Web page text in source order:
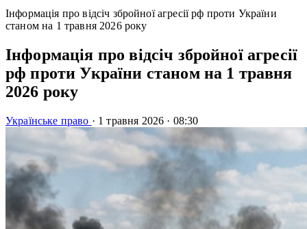
Інформація про відсіч збройної агресії рф проти України
станом на 1 травня 2026 року
Інформація про відсіч збройної агресії
рф проти України станом на 1 травня
2026 року
Українське право · 1 травня 2026 · 08:30